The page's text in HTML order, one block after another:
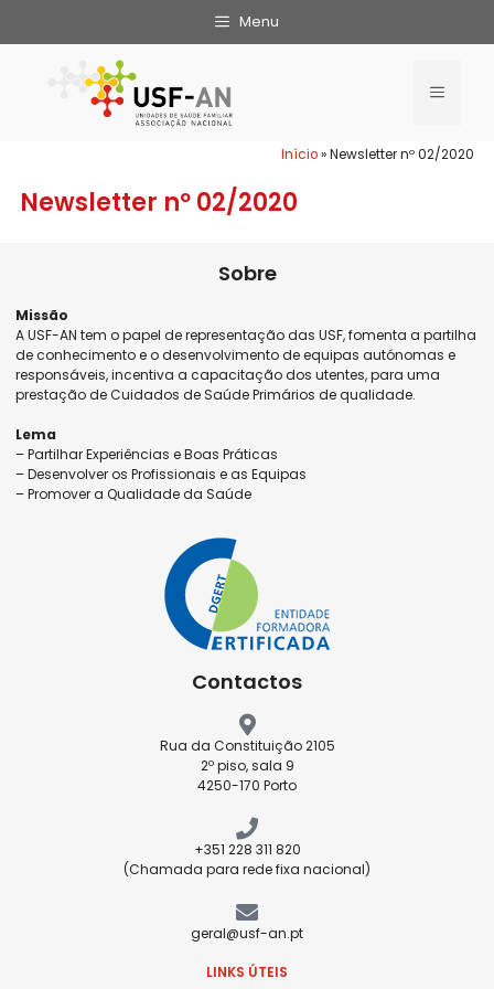
Menu
Início»Newsletter nº 02/2020
Newsletter nº 02/2020
Sobre
Missão
A USF-AN tem o papel de representação das USF, fomenta a partilha
de conhecimento e o desenvolvimento de equipas autónomas e
responsáveis, incentiva a capacitação dos utentes, para uma
prestação de Cuidados de Saúde Primários de qualidade.
Lema
– Partilhar Experiências e Boas Práticas
– Desenvolver os Profissionais e as Equipas
– Promover a Qualidade da Saúde
Contactos
Rua da Constituição 2105
2º piso, sala 9
4250-170 Porto
+351 228 311 820
(Chamada para rede fixa nacional)
geral@usf-an.pt
LINKS ÚTEIS